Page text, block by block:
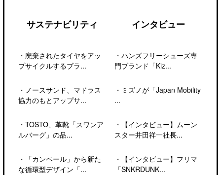
サステナビリティ
・ 廃棄されたタイヤをアッ
プサイクルするブラ...
・ ノースサンド、マドラス
協力のもとアップサ...
・ TOSTO、革靴「スワンア
ルバーグ」の品...
・
「カンペール」から新た
な循環型デザイン「...
インタビュー
・ ハンズフリーシューズ専
門ブランド「Kiz...
・ ミズノが「Japan Mobility
...
・
【インタビュー】ムーン
スター井田祥一社長...
・
【インタビュー】フリマ
「SNKRDUNK...